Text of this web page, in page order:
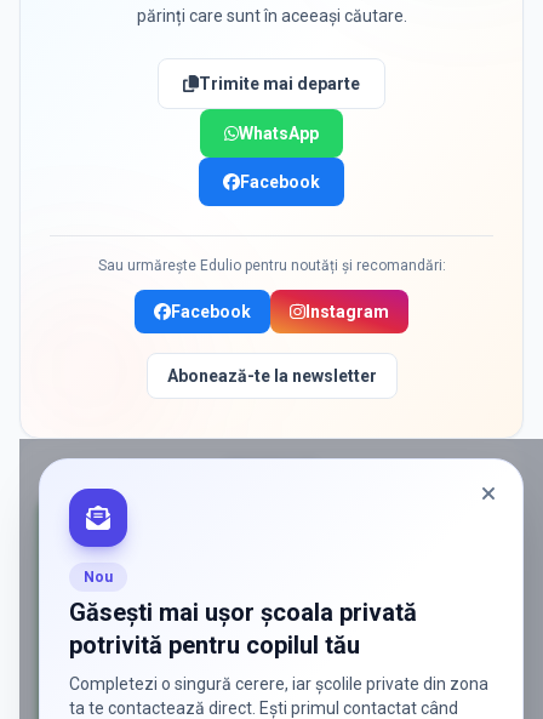
părinți care sunt în aceeași căutare.
Trimite mai departe
WhatsApp
Facebook
Sau urmărește Edulio pentru noutăți și recomandări:
Facebook Instagram
Abonează-te la newsletter
Nou
Găsești mai ușor școala privată
potrivită pentru copilul tău
Completezi o singură cerere, iar școlile private din zona
ta te contactează direct. Ești primul contactat când